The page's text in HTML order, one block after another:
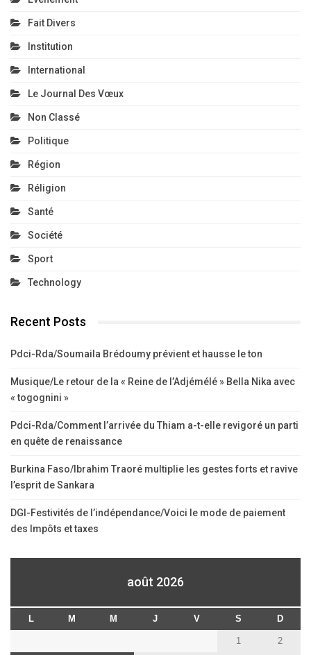
Fait Divers
Institution
International
Le Journal Des Vœux
Non Classé
Politique
Région
Réligion
Santé
Société
Sport
Technology
Recent Posts
Pdci-Rda/Soumaila Brédoumy prévient et hausse le ton
Musique/Le retour de la « Reine de l’Adjémélé » Bella Nika avec
« togognini »
Pdci-Rda/Comment l’arrivée du Thiam a-t-elle revigoré un parti
en quête de renaissance
Burkina Faso/Ibrahim Traoré multiplie les gestes forts et ravive
l’esprit de Sankara
DGI-Festivités de l’indépendance/Voici le mode de paiement
des Impôts et taxes
août 2026
L M M J V S D
1 2